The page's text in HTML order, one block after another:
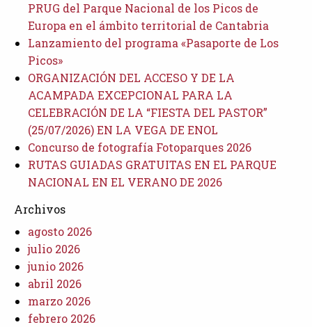
PRUG del Parque Nacional de los Picos de
Europa en el ámbito territorial de Cantabria
Lanzamiento del programa «Pasaporte de Los
Picos»
ORGANIZACIÓN DEL ACCESO Y DE LA
ACAMPADA EXCEPCIONAL PARA LA
CELEBRACIÓN DE LA “FIESTA DEL PASTOR”
(25/07/2026) EN LA VEGA DE ENOL
Concurso de fotografía Fotoparques 2026
RUTAS GUIADAS GRATUITAS EN EL PARQUE
NACIONAL EN EL VERANO DE 2026
Archivos
agosto 2026
julio 2026
junio 2026
abril 2026
marzo 2026
febrero 2026